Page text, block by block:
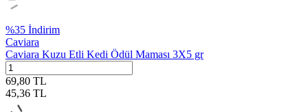
%35 İndirim
Caviara
Caviara Kuzu Etli Kedi Ödül Maması 3X5 gr
69,80 TL
45,36 TL